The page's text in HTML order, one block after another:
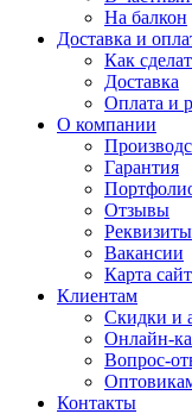
На балкон
Доставка и
Как
Доставка
Оплата и
О компании
Гарантия
Отзывы
Реквизиты
Вакансии
Карта
Клиентам
Скидки и
Онлайн-
Вопрос-
Контакты